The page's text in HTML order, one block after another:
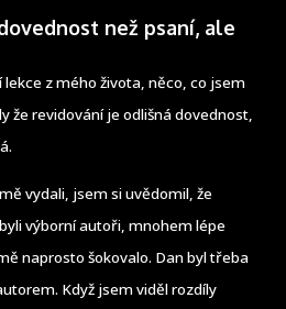
než psaní, ale
z mého života, něco, co jsem
že revidování je odlišná dovednost,
vydali, jsem si uvědomil, že
výborní autoři, mnohem lépe
naprosto šokovalo. Dan byl třeba
Když jsem viděl rozdíly